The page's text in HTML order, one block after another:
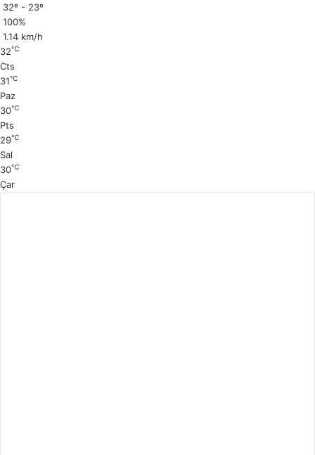
32º - 23º
100%
1.14 km/h
32℃
Cts
31℃
Paz
30℃
Pts
29℃
Sal
30℃
Çar